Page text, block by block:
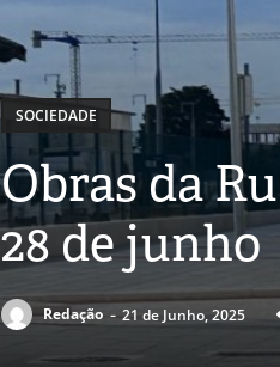
SOCIEDADE
Obras da
28 de junho
Redação - 21 de Junho, 2025